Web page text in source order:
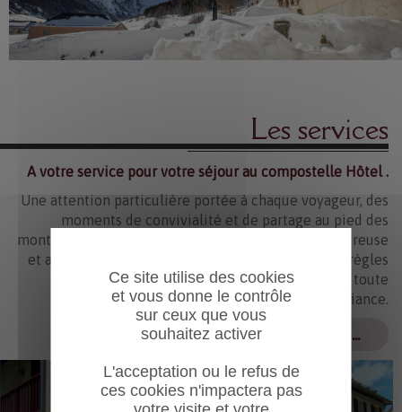
Les services
A votre service pour votre séjour au compostelle Hôtel .
Une attention particulière portée à chaque voyageur, des
moments de convivialité et de partage au pied des
montagnes pyrénéennes, dans une ambiance chaleureuse
et authentique, ainsi qu’un respect rigoureux des règles
sanitaires pour garantir un séjour serein et en toute
confiance.
En savoir plus ...
Ce site utilise des cookies
et vous donne le contrôle
sur ceux que vous
souhaitez activer
L'acceptation ou le refus de
ces cookies n'impactera pas